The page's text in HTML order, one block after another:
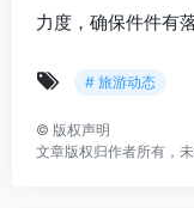
力度，确保件件有
# 旅游动态
© 版权声明
文章版权归作者所有，未